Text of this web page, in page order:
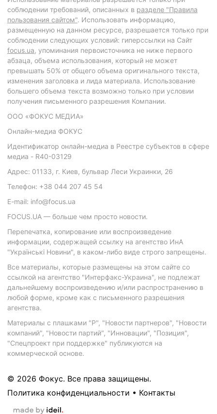
соблюдении требований, описанных в разделе "Правила
пользования сайтом". Использовать информацию,
размещенную на данном ресурсе, разрешается только при
соблюдении следующих условий: гиперссылки на Сайт
focus.ua, упоминания первоисточника не ниже первого
абзаца, объема использования, который не может
превышать 50% от общего объема оригинального текста,
изменения заголовка и лида материала. Использование
большего объема текста возможно только при условии
получения письменного разрешения Компании.
ООО «ФОКУС МЕДИА»
Онлайн-медиа ФОКУС
Идентификатор онлайн-медиа в Реестре субъектов в сфере
медиа - R40-03129
Адрес: 01133, г. Киев, бульвар Леси Украинки, 26
Телефон: +38 044 207 45 54
E-mail: info@focus.ua
FOCUS.UA — больше чем просто новости.
Перепечатка, копирование или воспроизведение
информации, содержащей ссылку на агентство ИнА
"Українські Новини", в каком-либо виде строго запрещены.
Все материалы, которые размещены на этом сайте со
ссылкой на агентство "Интерфакс-Украина", не подлежат
дальнейшему воспроизведению и/или распространению в
любой форме, кроме как с письменного разрешения
агентства.
Материалы с плашками "Р", "Новости партнеров", "Новости
компаний", "Новости партий", "Инновации", "Позиция",
"Спецпроект при поддержке" публикуются на
коммерческой основе.
© 2026 Фокус. Все права защищены.
Политика конфиденциальности • Контакты